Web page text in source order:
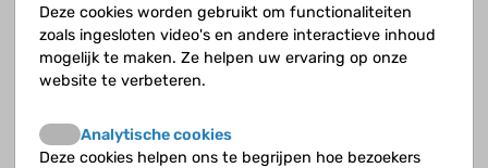
Wat doet CF in de alvleesklier?
Wat doet CF in de darmen?
Deze cookies worden gebruikt om functionaliteiten
zoals ingesloten video's en andere interactieve inhoud
mogelijk te maken. Ze helpen uw ervaring op onze
website te verbeteren.
Analytische cookies
Deze cookies helpen ons te begrijpen hoe bezoekers